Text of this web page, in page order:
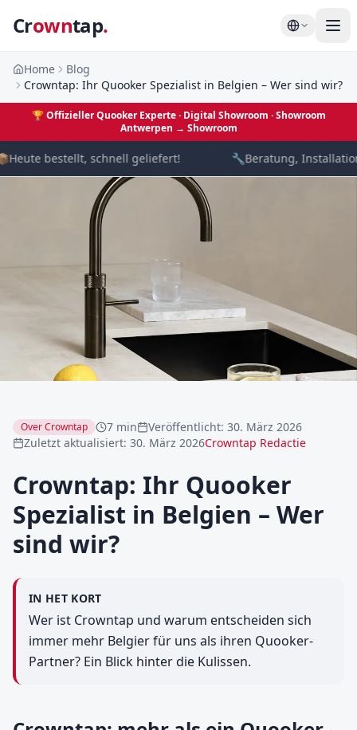
Crowntap.
Home
Blog
Crowntap: Ihr Quooker Spezialist in Belgien – Wer sind wir?
🏆 Offizieller Quooker Experte · Digital Showroom · Showroom
Antwerpen → Showroom
Heute bestellt, schnell geliefert! 🔧Beratung,
Over Crowntap 7 min Veröffentlicht: 30. März 2026
Zuletzt aktualisiert: 30. März 2026Crowntap Redactie
Crowntap: Ihr Quooker
Spezialist in Belgien – Wer
sind wir?
IN HET KORT
Wer ist Crowntap und warum entscheiden sich
immer mehr Belgier für uns als ihren Quooker-
Partner? Ein Blick hinter die Kulissen.